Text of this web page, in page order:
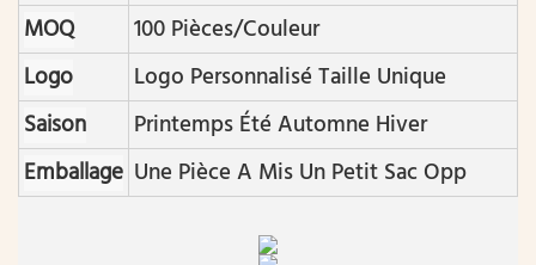
MOQ
100 Pièces/couleur
Logo
Logo Personnalisé Taille Unique
Saison
Printemps Été Automne Hiver
Emballage Une Pièce A Mis Un Petit Sac Opp